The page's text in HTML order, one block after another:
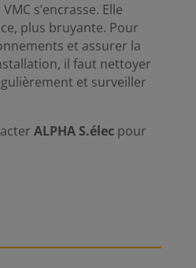
s’encrasse. Elle
plus bruyante. Pour
et assurer la
il faut nettoyer
et surveiller
ALPHA S.élec pour